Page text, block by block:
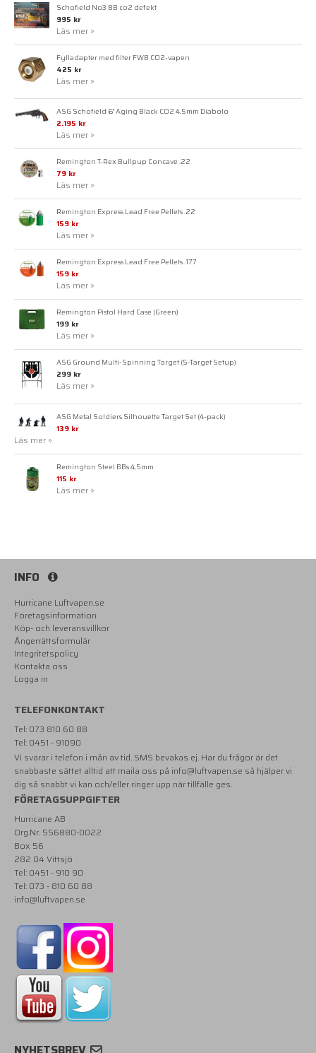
Schofield No3 BB co2 defekt
995 kr
Läs mer »
Fylladapter med filter FWB CO2-vapen
425 kr
Läs mer »
ASG Schofield 6" Aging Black CO2 4,5mm Diabolo
2.195 kr
Läs mer »
Remington T-Rex Bullpup Concave .22
79 kr
Läs mer »
Remington Express Lead Free Pellets .22
159 kr
Läs mer »
Remington Express Lead Free Pellets .177
159 kr
Läs mer »
Remington Pistol Hard Case (Green)
199 kr
Läs mer »
ASG Ground Multi-Spinning Target (5-Target Setup)
299 kr
Läs mer »
ASG Metal Soldiers Silhouette Target Set (4-pack)
139 kr
Läs mer »
Remington Steel BBs 4,5mm
115 kr
Läs mer »
INFO
Hurricane Luftvapen.se
Företagsinformation
Köp- och leveransvillkor
Ångerrättsformulär
Integritetspolicy
Kontakta oss
Logga in
TELEFONKONTAKT
Tel: 073 810 60 88
Tel: 0451 - 91090
Vi svarar i telefon i mån av tid. SMS bevakas ej. Har du frågor är det
snabbaste sättet alltid att maila oss på info@luftvapen.se så hjälper vi
dig så snabbt vi kan och/eller ringer upp när tillfälle ges.
FÖRETAGSUPPGIFTER
Hurricane AB
Org.Nr. 556880-0022
Box 56
282 04 Vittsjö
Tel: 0451 - 910 90
Tel: 073 - 810 60 88
info@luftvapen.se